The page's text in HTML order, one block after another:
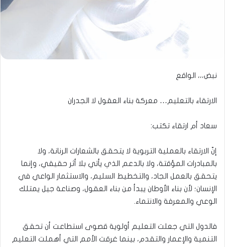
نبض،،، الواقع
الارتقاء بالتعليم… معركة بناء العقول لا الجدران
سعاد أم ارتقاء تكتب:
إنّ الارتقاء بالعملية التربوية لا يتحقق بالشعارات الرنانة، ولا
بالمبادرات المؤقتة، ولا بالدعم الذي يأتي بلا أثر حقيقي، وإنما
يتحقق بالعمل الجاد، والتخطيط السليم، والاستثمار الواعي في
الإنسان؛ لأن بناء الأوطان يبدأ من بناء العقول، وصناعة جيل يمتلك
الوعي والمعرفة والانتماء.
فالدول التي جعلت التعليم أولوية قصوى استطاعت أن تحقق
التنمية والإعمار والتقدم، بينما غرقت الأمم التي أهملت التعليم